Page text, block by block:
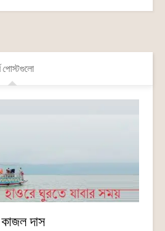
পোস্টগুলো
দাস